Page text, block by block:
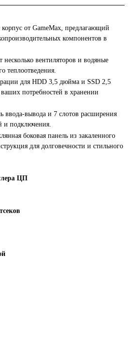
от GameMax, предлагающий
компонентов в
вентиляторов и водяные
теплоотведения.
для HDD 3,5 дюйма и SSD 2,5
потребностей в хранении
ввода-вывода и 7 слотов расширения
и подключения.
боковая панель из закаленного
для долговечности и стильного
ЦП